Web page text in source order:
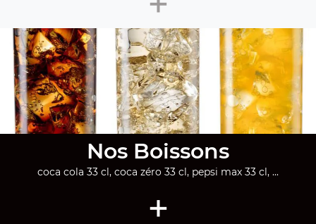
Nos Boissons
coca cola 33 cl, coca zéro 33 cl, pepsi max 33 cl, ...
+